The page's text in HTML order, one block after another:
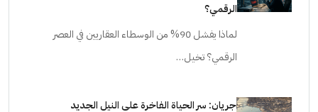
الرقمي؟
لماذا يفشل 90% من الوسطاء العقاريين في العصر
الرقمي؟ تخيل…
جريان: سر الحياة الفاخرة على النيل الجديد